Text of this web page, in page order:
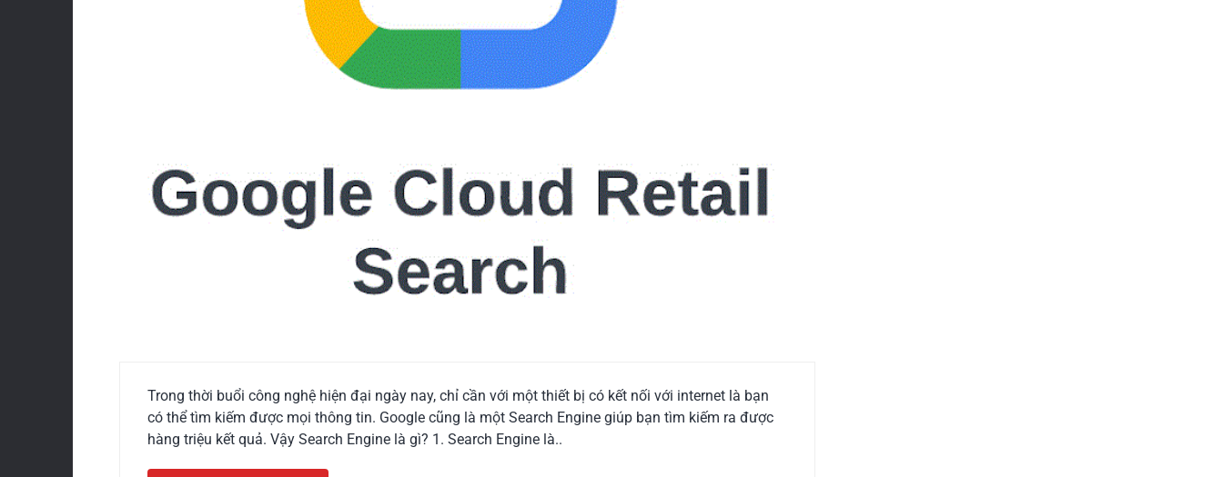
Trong thời buổi công nghệ hiện đại ngày nay, chỉ cần với một thiết bị có kết nối với internet là bạn
có thể tìm kiếm được mọi thông tin. Google cũng là một Search Engine giúp bạn tìm kiếm ra được
hàng triệu kết quả. Vậy Search Engine là gì? 1. Search Engine là..